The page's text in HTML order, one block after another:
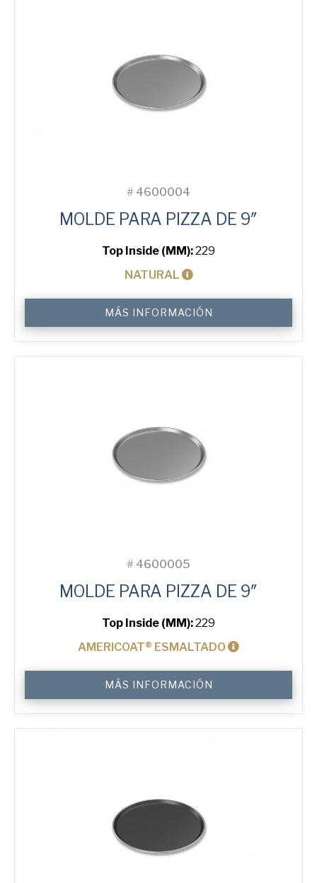
# 4600004
MOLDE PARA PIZZA DE 9″
Top Inside (MM):229
NATURAL
Pizza
Tray
cantidad
MÁS INFORMACIÓN
# 4600005
MOLDE PARA PIZZA DE 9″
Top Inside (MM):229
AMERICOAT® ESMALTADO
Pizza
Tray
cantidad
MÁS INFORMACIÓN